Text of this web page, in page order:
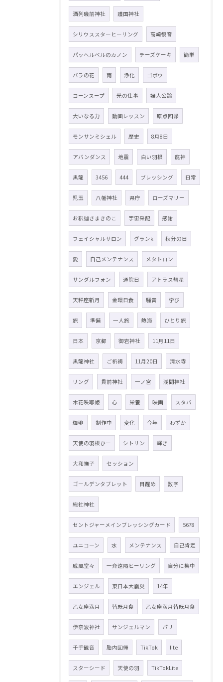
酒列磯前神社 護国神社
シリウススターヒーリング 高崎観音
パッヘルベルのカノン チーズケーキ 簡単
バラの花 雨 浄化 ゴボウ
コーンスープ 光の仕事 婦人公論
大いなる力 動画レッスン 原点回帰
モンサンミシェル 歴史 8月8日
アバンダンス 地震 白い羽根 龍神
黒龍 3456 444 ブレッシング 日常
児玉 八幡神社 県庁 ローズマリー
お釈迦さまきのこ 宇宙采配 感謝
フェイシャルサロン グランk 秋分の日
愛 自己メンテナンス メタトロン
サンダルフォン 通院日 アトラス彗星
天秤座新月 金環日食 騒音 学び
旅 準備 一人旅 熱海 ひとり旅
日本 京都 御岩神社 11月11日
黒龍神社 ご祈祷 11月20日 清水寺
リング 貫前神社 一ノ宮 浅間神社
木花咲耶姫 心 栄養 映画 スタバ
珈琲 制作中 変化 今年 わずか
天使の羽根ひー シトリン 輝き
大和撫子 セッション
ゴールデンタブレット 目醒め 数字
総社神社
セントジャーメインブレッシングカード 5678
ユニコーン 水 メンテナンス 自己肯定
威風堂々 一斉遠隔ヒーリング 自分に集中
エンジェル 東日本大震災 14年
乙女座満月 皆既月食 乙女座満月皆既月食
伊奈波神社 サンジェルマン パリ
千手観音 胎内回帰 TikTok lite
スターシード 天使の羽 TikTokLite